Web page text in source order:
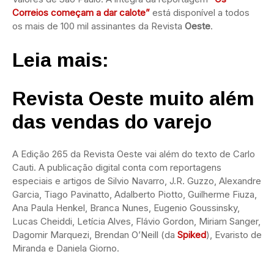
Correios começam a dar calote” está disponível a todos
os mais de 100 mil assinantes da Revista Oeste.
Leia mais:
Revista Oeste muito além
das vendas do varejo
A Edição 265 da Revista Oeste vai além do texto de Carlo
Cauti. A publicação digital conta com reportagens
especiais e artigos de Silvio Navarro, J.R. Guzzo, Alexandre
Garcia, Tiago Pavinatto, Adalberto Piotto, Guilherme Fiuza,
Ana Paula Henkel, Branca Nunes, Eugenio Goussinsky,
Lucas Cheiddi, Letícia Alves, Flávio Gordon, Miriam Sanger,
Dagomir Marquezi, Brendan O’Neill (da Spiked), Evaristo de
Miranda e Daniela Giorno.